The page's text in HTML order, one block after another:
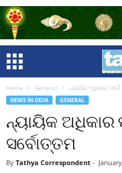
Home General ନ୍ୟାୟିକ ଅଧିକାର ପାଇଁ
NEWS IN ODIA GENERAL
ନ୍ୟାୟିକ ଅଧିକାର
ସର୍ବୋତ୍ତମ
By Tathya Correspondent -